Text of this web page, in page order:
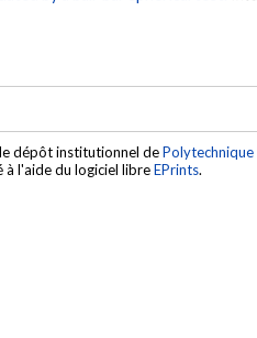
dépôt institutionnel de
à l'aide du logiciel libreEPrints.